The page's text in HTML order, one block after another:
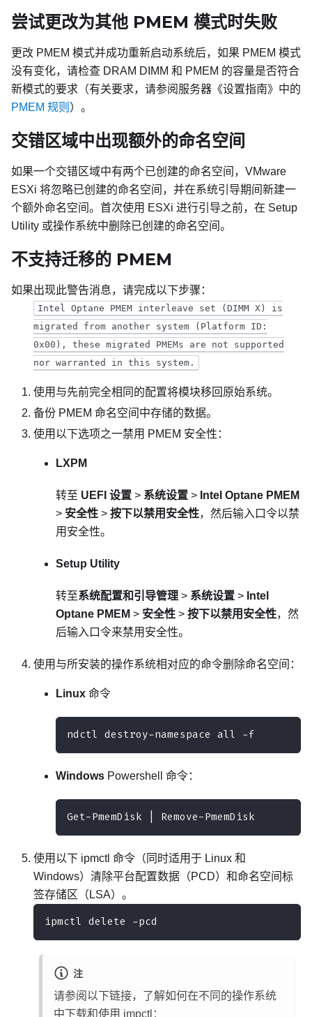
尝试更改为其他 PMEM 模式时失败
更改 PMEM 模式并成功重新启动系统后，如果 PMEM 模式
没有变化，请检查 DRAM DIMM 和 PMEM 的容量是否符合
新模式的要求（有关要求，请参阅服务器《设置指南》中的
PMEM 规则 ）。
交错区域中出现额外的命名空间
如果一个交错区域中有两个已创建的命名空间，VMware
ESXi 将忽略已创建的命名空间，并在系统引导期间新建一
个额外命名空间。首次使用 ESXi 进行引导之前，在 Setup
Utility 或操作系统中删除已创建的命名空间。
不支持迁移的 PMEM
如果出现此警告消息，请完成以下步骤：
Intel Optane PMEM interleave set (DIMM X) is
migrated from another system (Platform ID:
0x00), these migrated PMEMs are not supported
nor warranted in this system.
使用与先前完全相同的配置将模块移回原始系统。
备份 PMEM 命名空间中存储的数据。
使用以下选项之一禁用 PMEM 安全性：
LXPM
转至 UEFI 设置 > 系统设置 > Intel Optane PMEM
> 安全性 > 按下以禁用安全性，然后输入口令以禁
用安全性。
Setup Utility
转至系统配置和引导管理 > 系统设置 > Intel
Optane PMEM > 安全性 > 按下以禁用安全性，然
后输入口令来禁用安全性。
使用与所安装的操作系统相对应的命令删除命名空间：
Linux 命令
ndctl destroy-namespace all -f
Windows Powershell 命令：
Get-PmemDisk | Remove-PmemDisk
使用以下 ipmctl 命令（同时适用于 Linux 和
Windows）清除平台配置数据（PCD）和命名空间标
签存储区（LSA）。
ipmctl delete -pcd
注
请参阅以下链接，了解如何在不同的操作系统
中下载和使用 impctl：